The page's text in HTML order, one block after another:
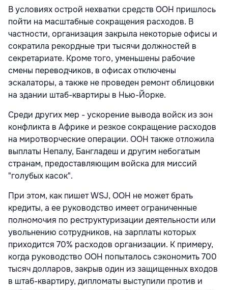
В условиях острой нехватки средств ООН пришлось
пойти на масштабные сокращения расходов. В
частности, организация закрыла некоторые офисы и
сократила рекордные три тысячи должностей в
секретариате. Кроме того, уменьшены рабочие
смены переводчиков, в офисах отключены
эскалаторы, а также не проведен ремонт облицовки
на здании штаб-квартиры в Нью-Йорке.
Среди других мер - ускорение вывода войск из зон
конфликта в Африке и резкое сокращение расходов
на миротворческие операции. ООН также отложила
выплаты Непалу, Бангладеш и другим небогатым
странам, предоставляющим войска для миссий
"голубых касок".
При этом, как пишет WSJ, ООН не может брать
кредиты, а ее руководство имеет ограниченные
полномочия по реструктуризации деятельности или
увольнению сотрудников, на зарплаты которых
приходится 70% расходов организации. К примеру,
когда руководство ООН попыталось сэкономить 700
тысяч долларов, закрыв один из защищенных входов
в штаб-квартиру, дипломаты выступили против и